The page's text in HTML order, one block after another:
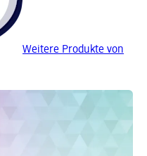
Weitere Produkte von